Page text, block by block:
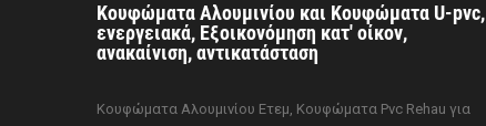
Κουφώματα Αλουμινίου και Κουφώματα U-pvc,
ενεργειακά, Εξοικονόμηση κατ' οίκον,
ανακαίνιση, αντικατάσταση
Κουφώματα Αλουμινίου Ετεμ, Κουφώματα Pvc Rehau για